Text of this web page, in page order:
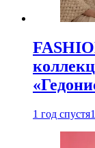
1 год спустя